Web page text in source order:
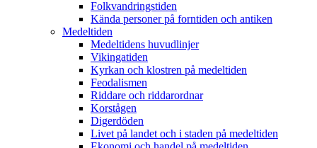
Folkvandringstiden
Kända personer på forntiden och antiken
Medeltiden
Medeltidens huvudlinjer
Vikingatiden
Kyrkan och klostren på medeltiden
Feodalismen
Riddare och riddarordnar
Korstågen
Digerdöden
Livet på landet och i staden på medeltiden